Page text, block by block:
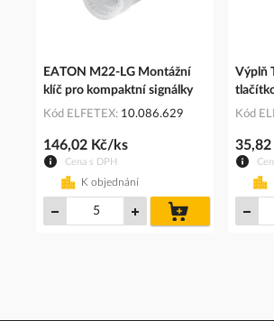
EATON M22-LG Montážní
klíč pro kompaktní signálky
Kód ELFETEX 10.086.629
Cena s DPH
146,02 Kč/ks
K objednání
košíku
Výplň
Kód